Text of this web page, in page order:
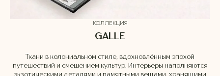
КОЛЛЕКЦИЯ
GALLE
Ткани в колониальном стиле, вдохновлённым эпохой
путешествий и смешением культур. Интерьеры наполняются